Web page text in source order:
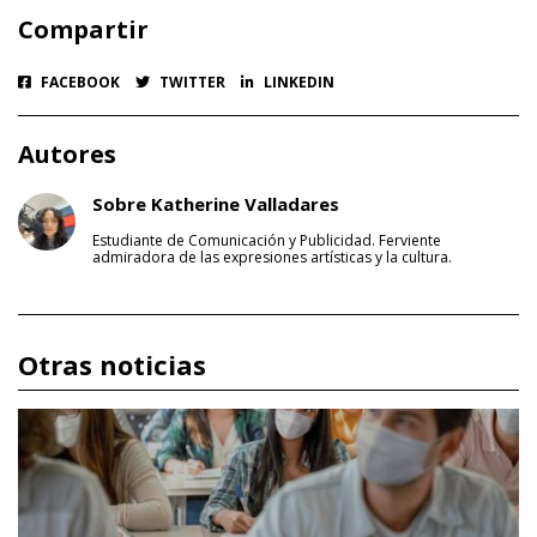
Compartir
FACEBOOK TWITTER LINKEDIN
Autores
Sobre Katherine Valladares
Estudiante de Comunicación y Publicidad. Ferviente
admiradora de las expresiones artísticas y la cultura.
Otras noticias